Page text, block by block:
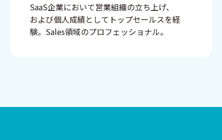
SaaS企業において営業組織の立ち上げ、
および個人成績としてトップセールスを経
験。Sales領域のプロフェッショナル。